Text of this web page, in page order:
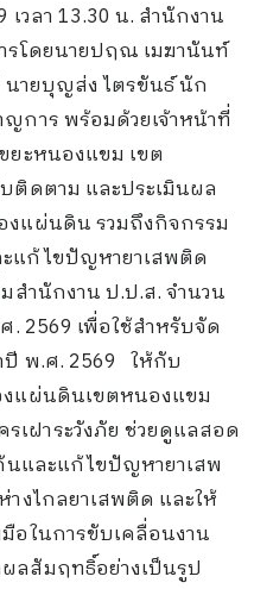
วลา 13.30 น. สำนักงาน
รโดยนายปฤณ เมฆานันท์
ายบุญส่ง ไตรขันธ์ นัก
การ พร้อมด้วยเจ้าหน้าที่
ะหนองแขม เขต
ติดตาม และประเมินผล
แผ่นดิน รวมถึงกิจกรรม
แก้ไขปัญหายาเสพติด
ำนักงาน ป.ป.ส. จำนวน
2569 เพื่อใช้สำหรับจัด
ปี พ.ศ. 2569 ให้กับ
แผ่นดินเขตหนองแขม
ฝาระวังภัย ช่วยดูแลสอด
นและแก้ไขปัญหายาเสพ
งไกลยาเสพติด และให้
อในการขับเคลื่อนงาน
สัมฤทธิ์อย่างเป็นรูป